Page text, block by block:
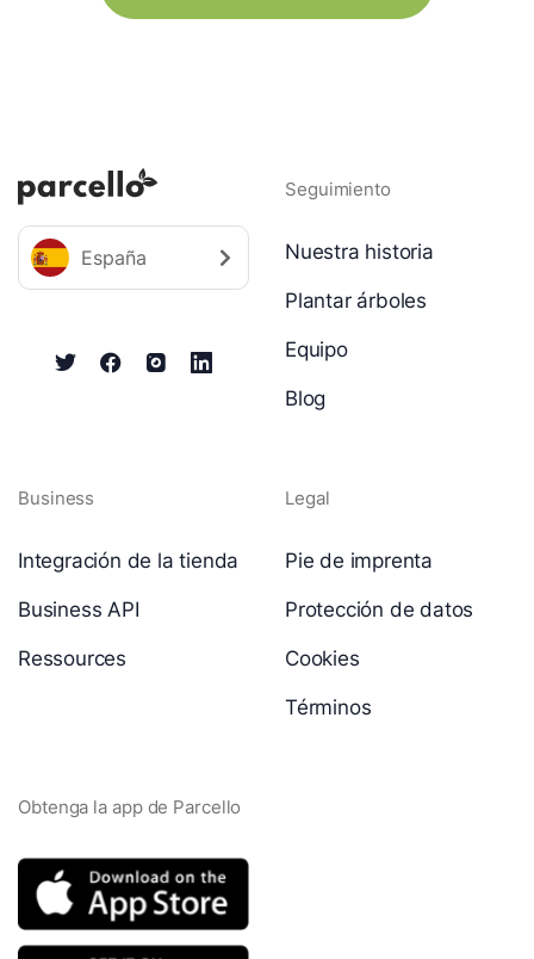
España
Seguimiento
Nuestra historia
Plantar árboles
Equipo
Blog
Business
Integración de la tienda
Business API
Ressources
Legal
Pie de imprenta
Protección de datos
Cookies
Términos
Obtenga la app de Parcello